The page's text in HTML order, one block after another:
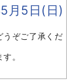
月5日(日)
うぞご了承くだ
。